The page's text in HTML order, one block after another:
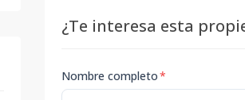
¿Te interesa esta
Nombre completo*